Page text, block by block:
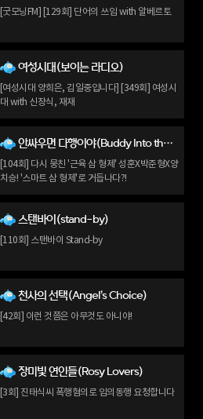
[굿모닝FM] [129회] 단어의 쓰임 with 알베르토
여성시대(보이는 라디오)
[여성시대 양희은, 김일중입니다] [349회] 여성시
대 with 신장식, 재재
안싸우면 다행이야(Buddy Into the Wild)
[104회] 다시 뭉친 '근육 삼 형제' 성훈X박준형X양
치승! '스마트 삼 형제'로 거듭나다?!
스탠바이(stand-by)
[110회] 스탠바이 Stand-by
천사의 선택(Angel’s Choice)
[42회] 이런 것쯤은 아무것도 아니야!
장미빛 연인들(Rosy Lovers)
[3회] 진태식씨 폭행혐의로 임의동행 요청합니다